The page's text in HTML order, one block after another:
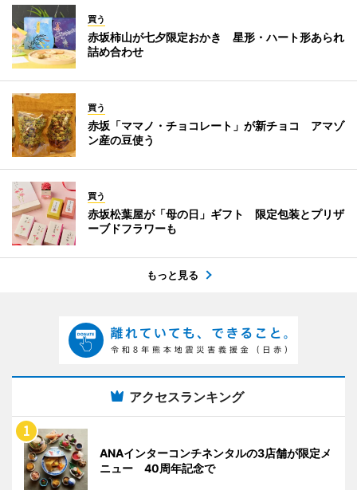
買う
赤坂柿山が七夕限定おかき 星形・ハート形あられ
詰め合わせ
買う
赤坂「ママノ・チョコレート」が新チョコ アマゾ
ン産の豆使う
買う
赤坂松葉屋が「母の日」ギフト 限定包装とプリザ
ーブドフラワーも
もっと見る
アクセスランキング
ANAインターコンチネンタルの3店舗が限定メ
ニュー 40周年記念で